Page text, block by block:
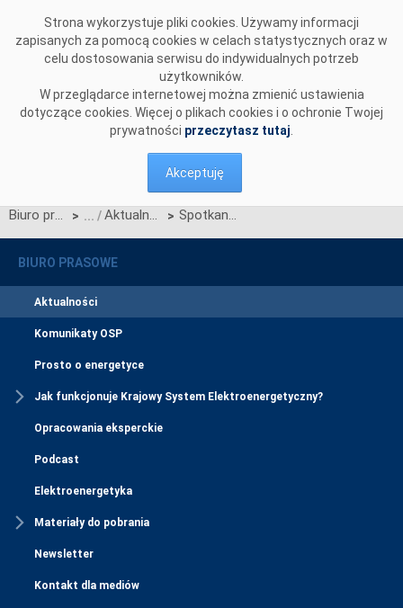
Strona wykorzystuje pliki cookies. Używamy informacji
zapisanych za pomocą cookies w celach statystycznych oraz w
celu dostosowania serwisu do indywidualnych potrzeb
użytkowników.
W przeglądarce internetowej można zmienić ustawienia
dotyczące cookies. Więcej o plikach cookies i o ochronie Twojej
prywatności przeczytasz tutaj
Akceptuję
Biuro prasowe > Aktualności > Spotkanie informacyjne dotyczące procesu przyłączeniowego
BIURO PRASOWE
Aktualności
Komunikaty OSP
Prosto o energetyce
Jak funkcjonuje Krajowy System Elektroenergetyczny?
Opracowania eksperckie
Podcast
Elektroenergetyka
Materiały do pobrania
Newsletter
Kontakt dla mediów